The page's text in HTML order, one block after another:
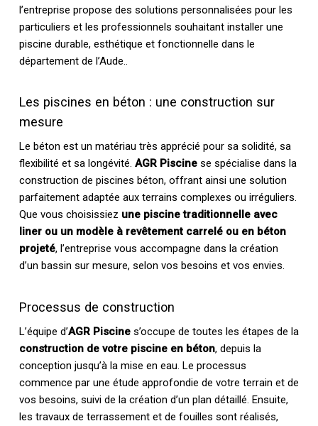
l’entreprise propose des solutions personnalisées pour les
particuliers et les professionnels souhaitant installer une
piscine durable, esthétique et fonctionnelle dans le
département de l’Aude..
Les piscines en béton : une construction sur
mesure
Le béton est un matériau très apprécié pour sa solidité, sa
flexibilité et sa longévité. AGR Piscinese spécialise dans la
construction de piscines béton, offrant ainsi une solution
parfaitement adaptée aux terrains complexes ou irréguliers.
Que vous choisissiez une piscine traditionnelle avec
liner ou un modèle à revêtement carrelé ou en béton
projeté, l’entreprise vous accompagne dans la création
d’un bassin sur mesure, selon vos besoins et vos envies.
Processus de construction
L’équipe d’AGR Piscines’occupe de toutes les étapes de la
construction de votre piscine en béton, depuis la
conception jusqu’à la mise en eau. Le processus
commence par une étude approfondie de votre terrain et de
vos besoins, suivi de la création d’un plan détaillé. Ensuite,
les travaux de terrassement et de fouilles sont réalisés,